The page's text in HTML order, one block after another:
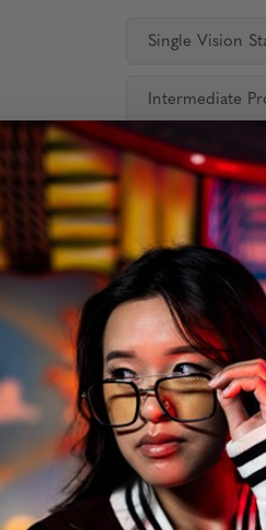
Single Vision
Intermediate
Availability: In
Quantity: -
Perfomance Level
de filtration de la
en teintes Clear (bloque 35%
de votre adolescent sont entre